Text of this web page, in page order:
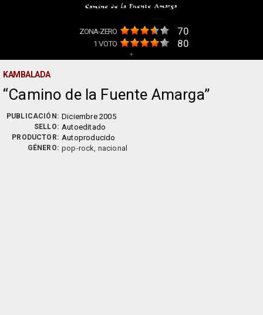
ZONA-ZERO 70
1 VOTO 80
+
KAMBALADA
Camino de la Fuente Amarga
PUBLICACIÓN: Diciembre 2005
SELLO: Autoeditado
PRODUCTOR: Autoproducido
GÉNERO: pop-rock, nacional